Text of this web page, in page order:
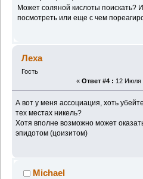
Может соляной кислоты поискать?
посмотреть или еще с чем
Леха
Гость
« Ответ #4 : 12 Июля
А вот у меня ассоциация, хоть
тех местах никель?
Хотя вполне возможно может
эпидотом (цоизитом)
Michael